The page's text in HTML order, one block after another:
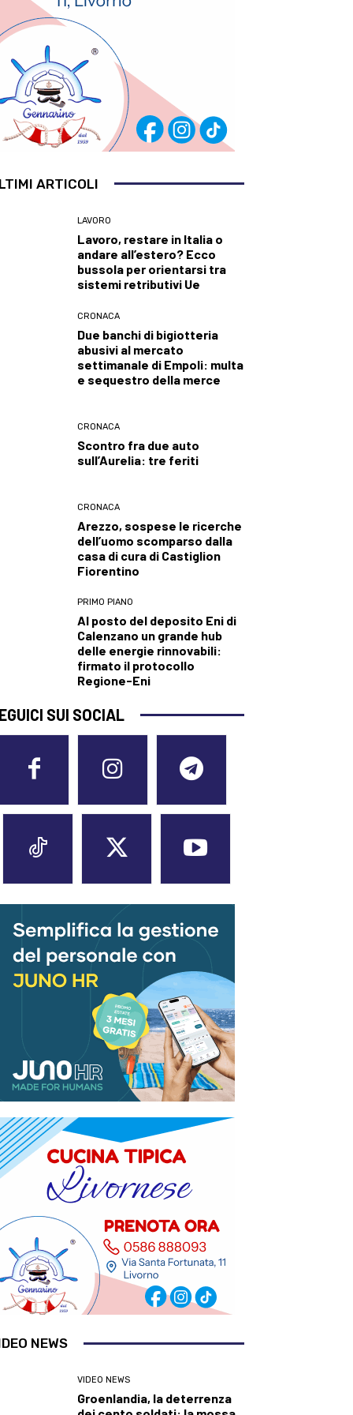
ARTICOLI
LAVORO
Lavoro, restare in Italia o
andare all’estero? Ecco
bussola per orientarsi tra
sistemi retributivi Ue
CRONACA
Due banchi di bigiotteria
abusivi al mercato
settimanale di Empoli: multa
e sequestro della merce
CRONACA
Scontro fra due auto
sull’Aurelia: tre feriti
CRONACA
Arezzo, sospese le ricerche
dell’uomo scomparso dalla
casa di cura di Castiglion
Fiorentino
PRIMO PIANO
Al posto del deposito Eni di
Calenzano un grande hub
delle energie rinnovabili:
firmato il protocollo
Regione-Eni
SUI SOCIAL
NEWS
VIDEO NEWS
Groenlandia, la deterrenza